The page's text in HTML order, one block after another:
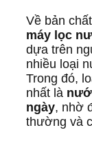
Về bản
máy lọc
dựa trên
nhiều loại
Trong đó,
nhất là
ngày, nhờ
thường và